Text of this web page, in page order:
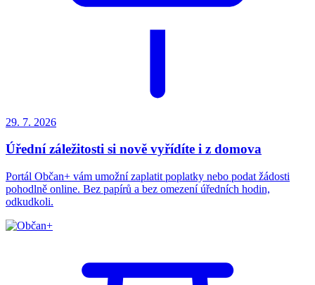
29. 7. 2026
Úřední záležitosti si nově vyřídíte i z domova
Portál Občan+ vám umožní zaplatit poplatky nebo podat žádosti
pohodlně online. Bez papírů a bez omezení úředních hodin,
odkudkoli.